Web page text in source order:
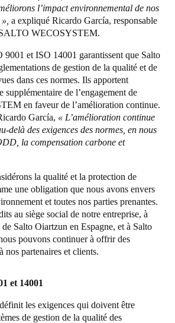
l’impact environnemental de nos
a expliqué Ricardo García, responsable
WECOSYSTEM.
9001 et ISO 14001 garantissent que Salto
de gestion de la qualité et de
dans ces normes. Ils apportent
supplémentaire de l’engagement de
en faveur de l’amélioration continue.
García, « L’amélioration continue
delà des exigences des normes, en nous
la compensation carbone et
la qualité et la protection de
une obligation que nous avons envers
et toutes nos parties prenantes.
au siège social de notre entreprise, à
Salto Oiartzun en Espagne, et à Salto
pouvons continuer à offrir des
nos partenaires et clients.
et 14001
les exigences qui doivent être
de gestion de la qualité des